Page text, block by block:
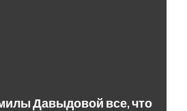
Давыдовой все, что